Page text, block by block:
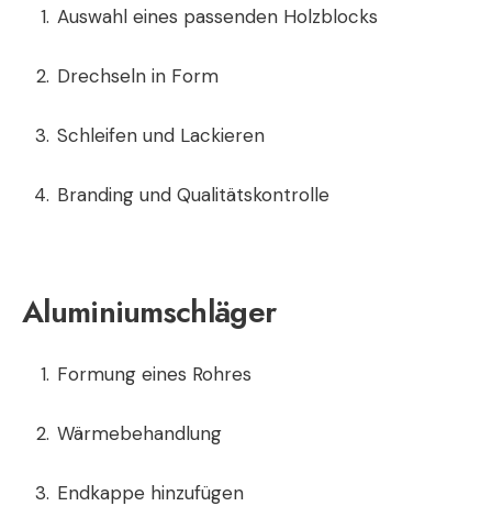
Auswahl eines passenden Holzblocks
Drechseln in Form
Schleifen und Lackieren
Branding und Qualitätskontrolle
Aluminiumschläger
Formung eines Rohres
Wärmebehandlung
Endkappe hinzufügen